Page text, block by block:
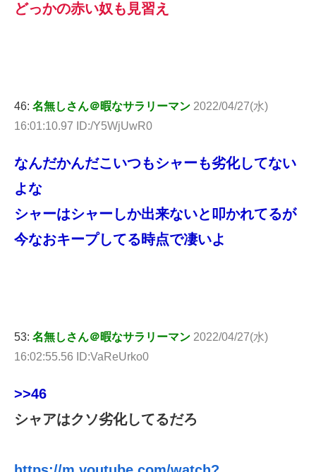
どっかの赤い奴も見習え
46: 名無しさん＠暇なサラリーマン 2022/04/27(水)
16:01:10.97 ID:/Y5WjUwR0
なんだかんだこいつもシャーも劣化してない
よな
シャーはシャーしか出来ないと叩かれてるが
今なおキープしてる時点で凄いよ
53: 名無しさん＠暇なサラリーマン 2022/04/27(水)
16:02:55.56 ID:VaReUrko0
>>46
シャアはクソ劣化してるだろ